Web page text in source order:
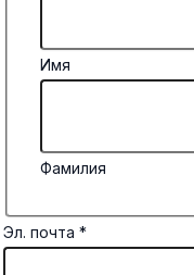
Имя
Фамилия
Эл. почта *